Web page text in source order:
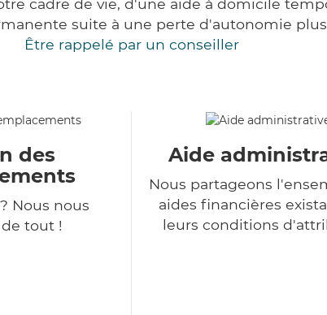
cadre de vie, d'une aide à domicile
suite à une perte d'autonomie plus
Être rappelé par un conseiller
des
Nous nous
tout !
Aide
Nous partageons
aides financières
leurs conditions